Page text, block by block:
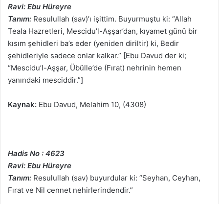
Ravi: Ebu Hüreyre
Tanım: Resulullah (sav)’ı işittim. Buyurmuştu ki: “Allah
Teala Hazretleri, Mescidu’l-Aşşar’dan, kıyamet günü bir
kısım şehidleri ba’s eder (yeniden diriltir) ki, Bedir
şehidleriyle sadece onlar kalkar.” [Ebu Davud der ki;
“Mescidu’l-Aşşar, Übülle’de (Fırat) nehrinin hemen
yanındaki mesciddir.”]
Kaynak: Ebu Davud, Melahim 10, (4308)
Hadis No : 4623
Ravi: Ebu Hüreyre
Tanım: Resulullah (sav) buyurdular ki: “Seyhan, Ceyhan,
Fırat ve Nil cennet nehirlerindendir.”